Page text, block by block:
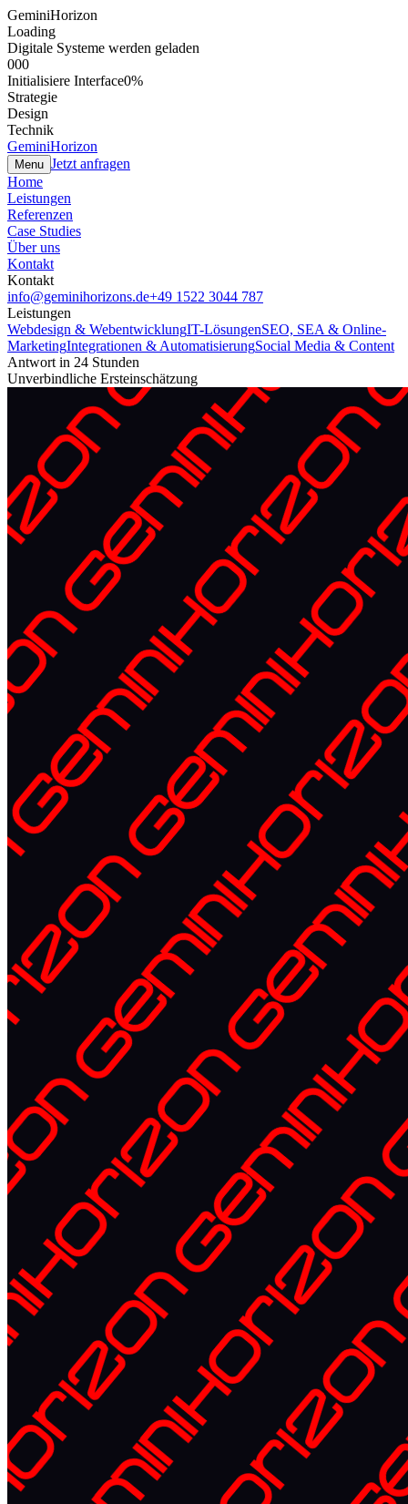
GeminiHorizon
Loading
Digitale Systeme werden geladen
000
Initialisiere Interface0%
Strategie
Design
Technik
GeminiHorizon
Menu Jetzt anfragen
Home
Leistungen
Referenzen
Case Studies
Über uns
Kontakt
Kontakt
info@geminihorizons.de+49 1522 3044 787
Leistungen
Webdesign & WebentwicklungIT-LösungenSEO, SEA & Online-
MarketingIntegrationen & AutomatisierungSocial Media & Content
Antwort in 24 Stunden
Unverbindliche Ersteinschätzung